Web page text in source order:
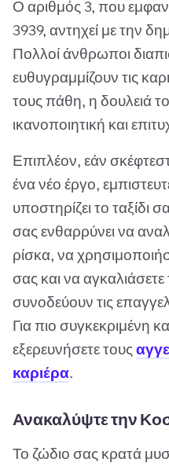
Ο αριθμός 3, που
3939, αντηχεί με την
Πολλοί άνθρωποι
ευθυγραμμίζουν τις
τους πάθη, η δουλειά
ικανοποιητική και
Επιπλέον, εάν
ένα νέο έργο,
υποστηρίζει το ταξίδι
σας ενθαρρύνει να
ρίσκα, να
σας και να αγκαλιάσετε
συνοδεύουν τις
Για πιο συγκεκριμένη
εξερευνήσετε τους
καριέρα.
Ανακαλύψτε την
Το ζώδιο σας κρατά